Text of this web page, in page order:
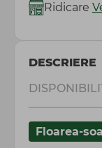
Ridicare
DESCRIERE
Floarea-